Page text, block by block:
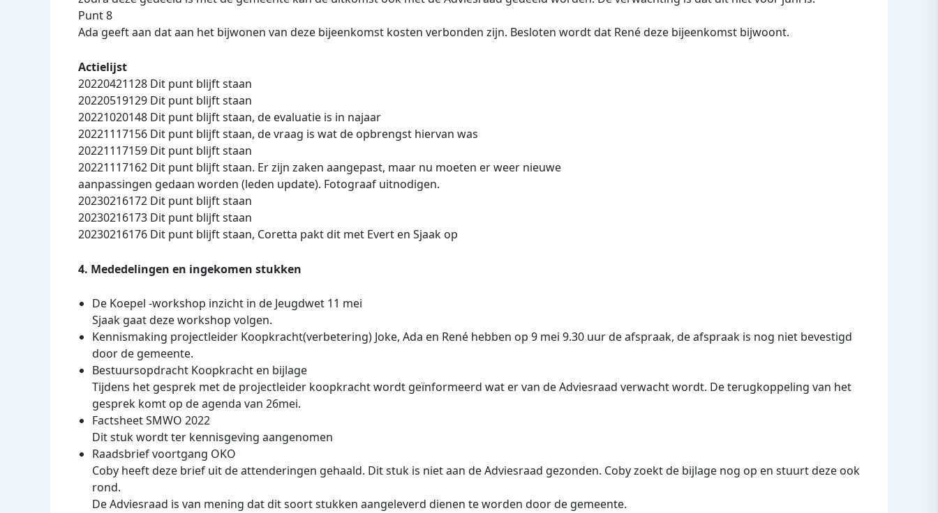
Punt 8
Ada geeft aan dat aan het bijwonen van deze bijeenkomst kosten verbonden zijn. Besloten wordt dat René deze bijeenkomst bijwoont.
Actielijst
20220421128 Dit punt blijft staan
20220519129 Dit punt blijft staan
20221020148 Dit punt blijft staan, de evaluatie is in najaar
20221117156 Dit punt blijft staan, de vraag is wat de opbrengst hiervan was
20221117159 Dit punt blijft staan
20221117162 Dit punt blijft staan. Er zijn zaken aangepast, maar nu moeten er weer nieuwe
aanpassingen gedaan worden (leden update). Fotograaf uitnodigen.
20230216172 Dit punt blijft staan
20230216173 Dit punt blijft staan
20230216176 Dit punt blijft staan, Coretta pakt dit met Evert en Sjaak op
4. Mededelingen en ingekomen stukken
De Koepel -workshop inzicht in de Jeugdwet 11 mei
Sjaak gaat deze workshop volgen.
Kennismaking projectleider Koopkracht(verbetering) Joke, Ada en René hebben op 9 mei 9.30 uur de afspraak, de afspraak is nog niet bevestigd
door de gemeente.
Bestuursopdracht Koopkracht en bijlage
Tijdens het gesprek met de projectleider koopkracht wordt geïnformeerd wat er van de Adviesraad verwacht wordt. De terugkoppeling van het
gesprek komt op de agenda van 26mei.
Factsheet SMWO 2022
Dit stuk wordt ter kennisgeving aangenomen
Raadsbrief voortgang OKO
Coby heeft deze brief uit de attenderingen gehaald. Dit stuk is niet aan de Adviesraad gezonden. Coby zoekt de bijlage nog op en stuurt deze ook
rond.
De Adviesraad is van mening dat dit soort stukken aangeleverd dienen te worden door de gemeente.